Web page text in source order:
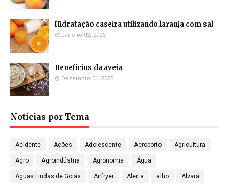
Hidratação caseira utilizando laranja com sal
Janeiro 02, 2026
Benefícios da aveia
Dezembro 01, 2025
Notícias por Tema
Acidente Ações Adolescente Aeroporto Agricultura
Agro Agroindústria Agronomia Água
Águas Lindas de Goiás Airfryer Alerta alho Alvará